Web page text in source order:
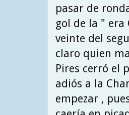
pasar de
gol de la " era
veinte del
claro quien
Pires cerró el
adiós a la
empezar ,